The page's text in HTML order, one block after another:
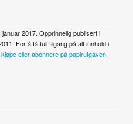
2017. Opprinnelig publisert i
For å få full tilgang på alt innhold i
kjøpe eller abonnere på papirutgaven.